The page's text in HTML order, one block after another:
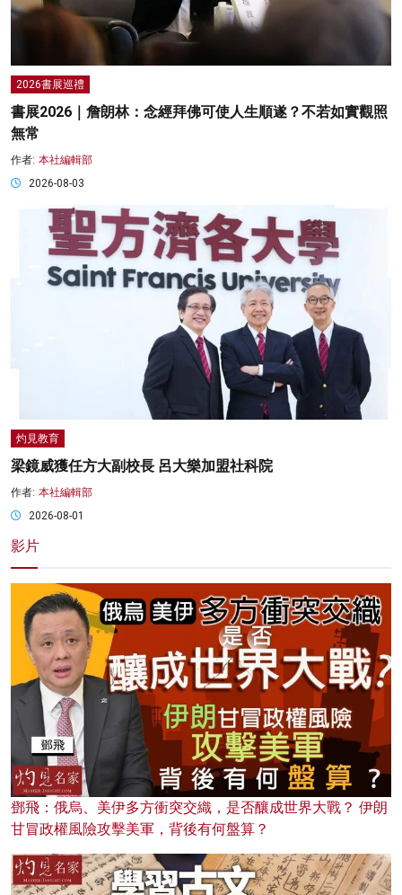
2026書展巡禮
書展2026｜詹朗林：念經拜佛可使人生順遂？不若如實觀照
無常
作者: 本社編輯部
2026-08-03
灼見教育
梁鏡威獲任方大副校長 呂大樂加盟社科院
作者: 本社編輯部
2026-08-01
影片
鄧飛：俄烏、美伊多方衝突交織，是否釀成世界大戰？ 伊朗
甘冒政權風險攻擊美軍，背後有何盤算？